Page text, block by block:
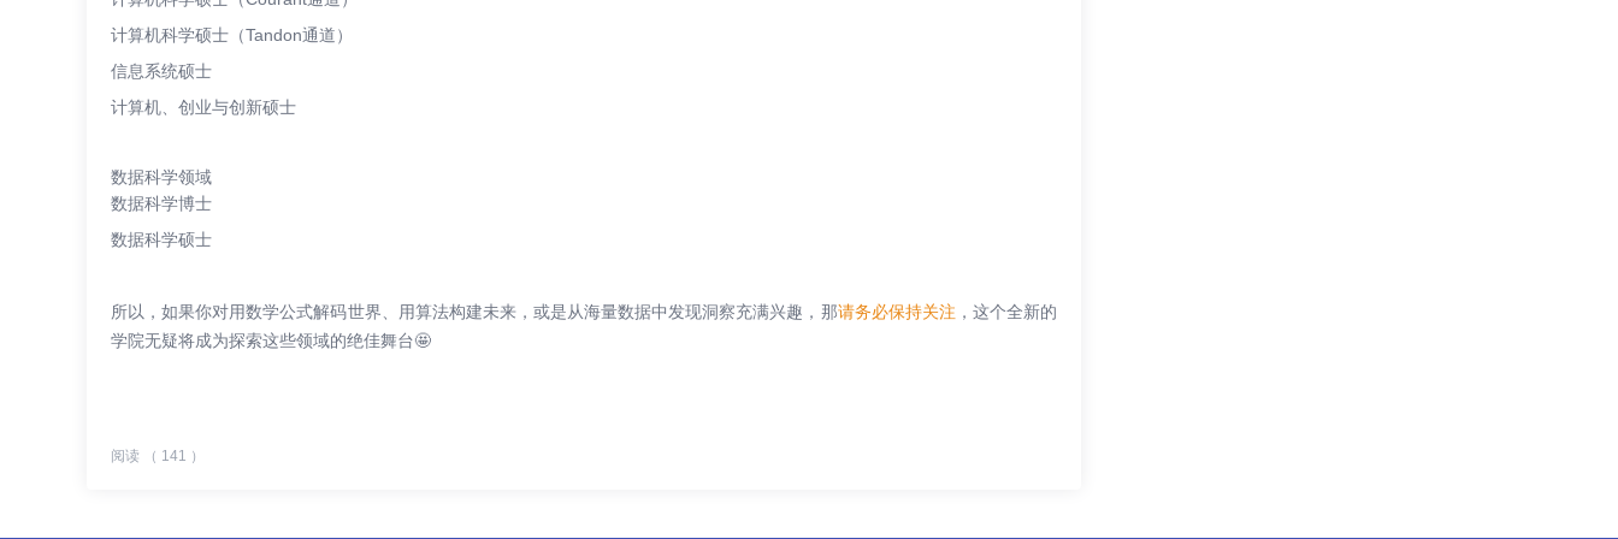
计算机科学硕士（Tandon通道）
信息系统硕士
计算机、创业与创新硕士
数据科学领域
数据科学博士
数据科学硕士
所以，如果你对用数学公式解码世界、用算法构建未来，或是从海量数据中发现洞察充满兴趣，那请务必保持关注 ，这个全新的
学院无疑将成为探索这些领域的绝佳舞台🤩
阅读 （ 141 ）